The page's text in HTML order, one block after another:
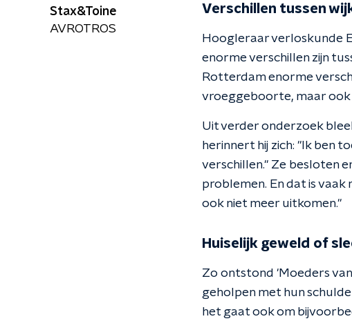
Verschillen tussen
Hoogleraar verloskunde
enorme verschillen zijn
Rotterdam enorme
vroeggeboorte, maar
Uit verder onderzoek
herinnert hij zich: "Ik ben
verschillen." Ze besloten
problemen. En dat is vaak
ook niet meer uitkomen."
Huiselijk geweld of
Zo ontstond 'Moeders
geholpen met hun
het gaat ook om
Stax&Toine
AVROTROS